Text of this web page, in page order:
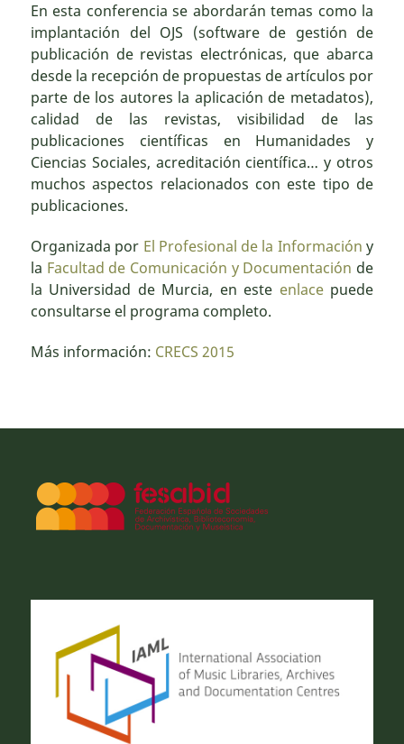
En esta conferencia se abordarán temas como la
implantación del OJS (software de gestión de
publicación de revistas electrónicas, que abarca
desde la recepción de propuestas de artículos por
parte de los autores la aplicación de metadatos),
calidad de las revistas, visibilidad de las
publicaciones científicas en Humanidades y
Ciencias Sociales, acreditación científica… y otros
muchos aspectos relacionados con este tipo de
publicaciones.
Organizada por El Profesional de la Información y
la Facultad de Comunicación y Documentación de
la Universidad de Murcia, en este enlacepuede
consultarse el programa completo.
Más información: CRECS 2015